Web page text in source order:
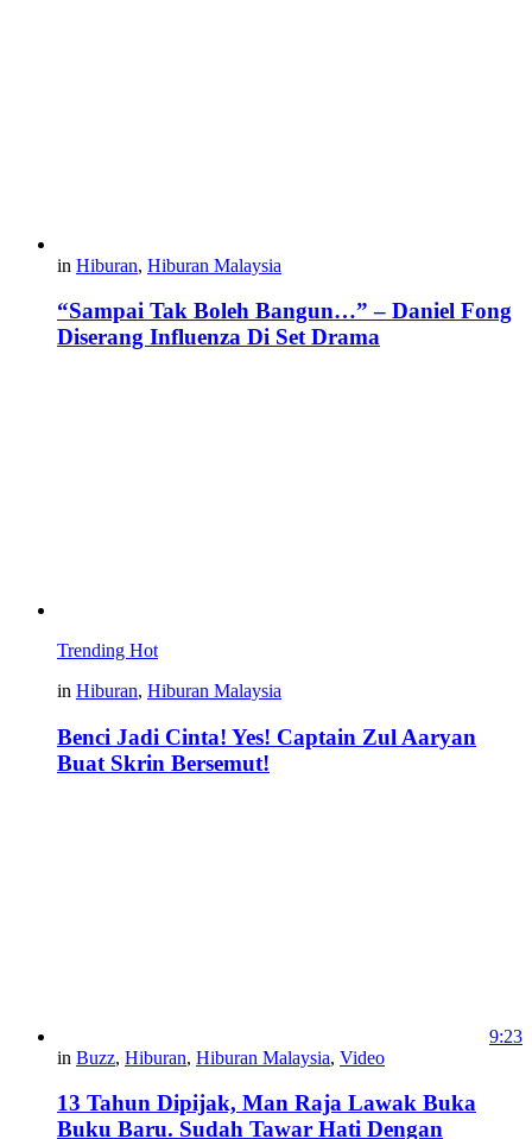
in Hiburan, Hiburan Malaysia
“Sampai Tak Boleh Bangun…” – Daniel Fong
Diserang Influenza Di Set Drama
Trending Hot
in Hiburan, Hiburan Malaysia
Benci Jadi Cinta! Yes! Captain Zul Aaryan
Buat Skrin Bersemut!
9:23
in Buzz, Hiburan, Hiburan Malaysia, Video
13 Tahun Dipijak, Man Raja Lawak Buka
Buku Baru. Sudah Tawar Hati Dengan